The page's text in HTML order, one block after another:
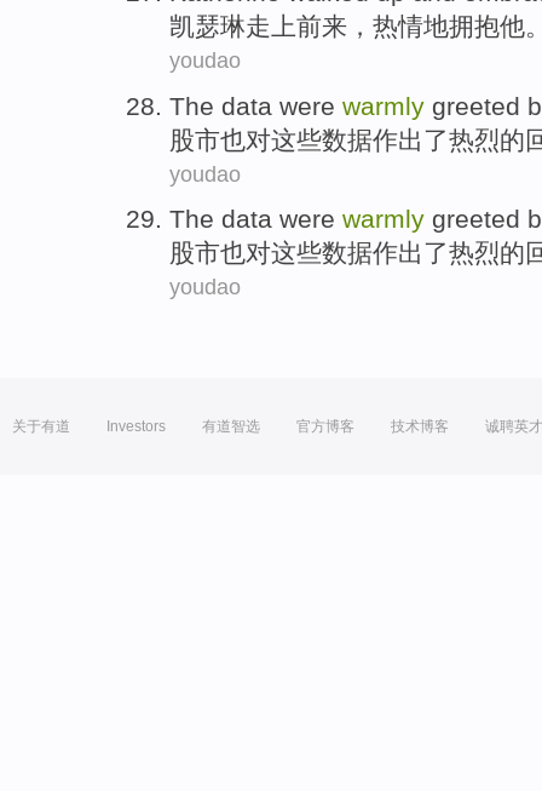
凯瑟琳走上前来， 热情地拥抱他
youdao
The data were warmly greeted
股市也对这些数据作出了热烈的
youdao
The data were warmly greeted
股市也对这些数据作出了热烈的
youdao
关于有道 Investors 有道智选 官方博客 技术博客 诚聘英才